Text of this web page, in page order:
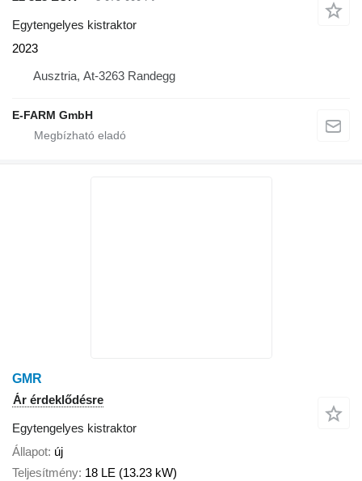
Egytengelyes kistraktor
2023
Ausztria, At-3263 Randegg
E-FARM GmbH
GMR
Ár érdeklődésre
Egytengelyes kistraktor
Állapot új
Teljesítmény 18 LE (13.23 kW)